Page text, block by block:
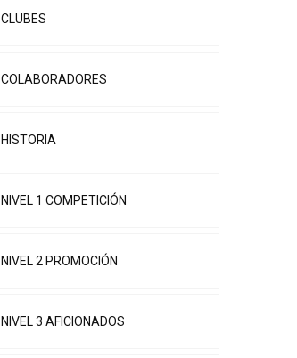
CLUBES
COLABORADORES
HISTORIA
NIVEL 1 COMPETICIÓN
NIVEL 2 PROMOCIÓN
NIVEL 3 AFICIONADOS